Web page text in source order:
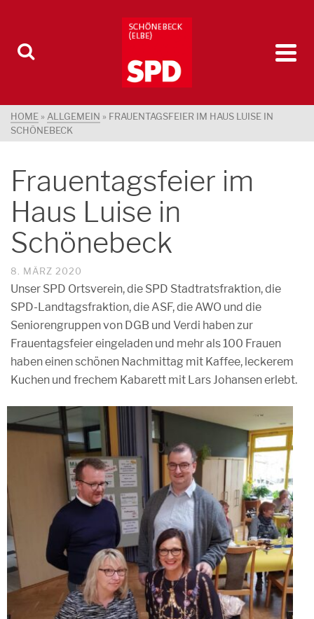
HOME » ALLGEMEIN » FRAUENTAGSFEIER IM HAUS LUISE IN
SCHÖNEBECK
Frauentagsfeier im
Haus Luise in
Schönebeck
8. MÄRZ 2020
Unser SPD Ortsverein, die SPD Stadtratsfraktion, die
SPD-Landtagsfraktion, die ASF, die AWO und die
Seniorengruppen von DGB und Verdi haben zur
Frauentagsfeier eingeladen und mehr als 100 Frauen
haben einen schönen Nachmittag mit Kaffee, leckerem
Kuchen und frechem Kabarett mit Lars Johansen erlebt.